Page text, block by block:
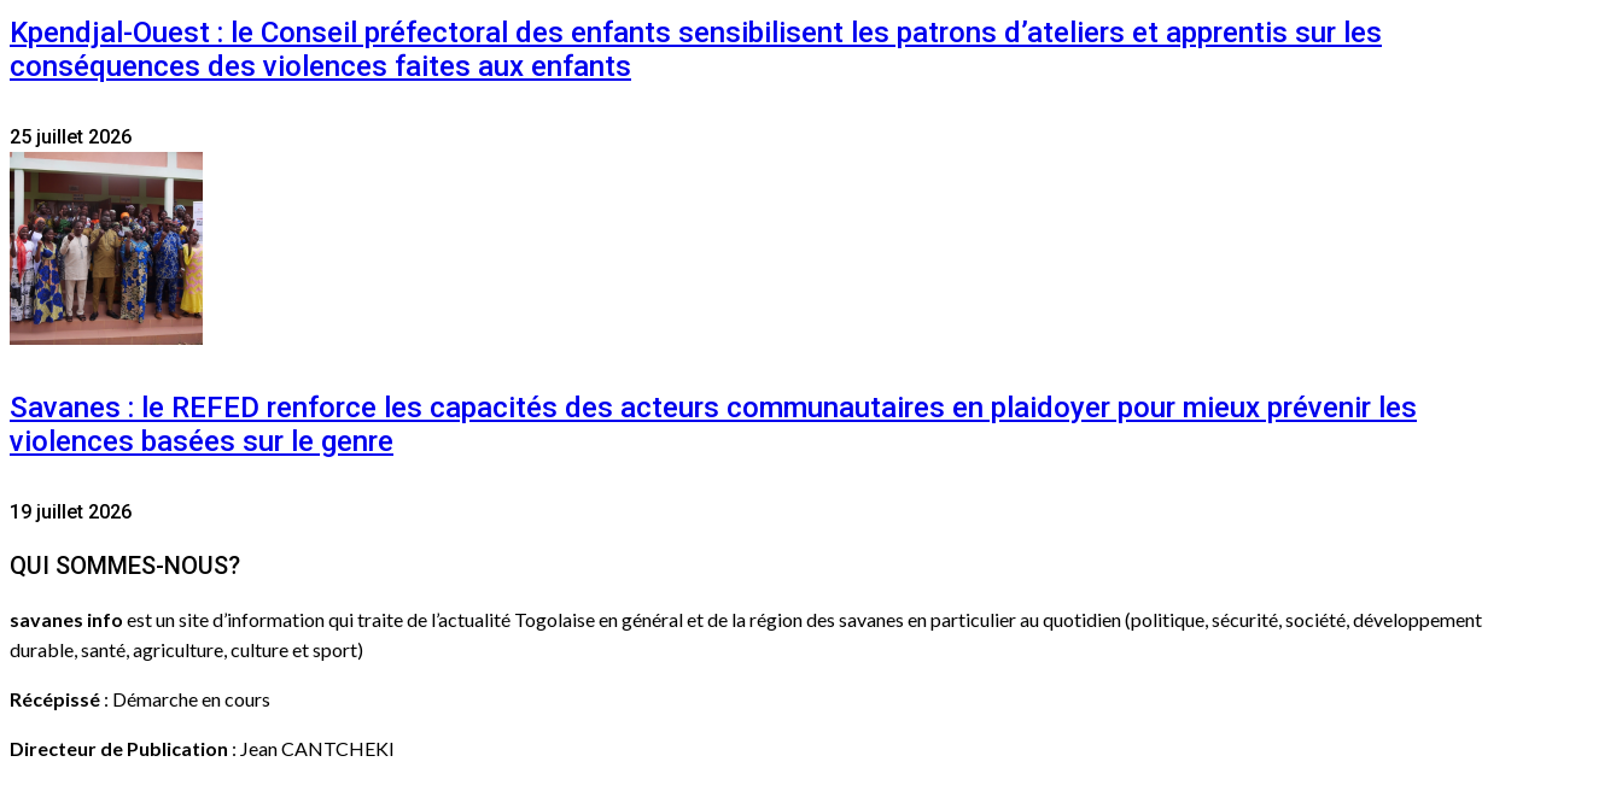
Kpendjal-Ouest : le Conseil préfectoral des enfants sensibilisent les patrons d’ateliers et apprentis sur les
conséquences des violences faites aux enfants
25 juillet 2026
Savanes : le REFED renforce les capacités des acteurs communautaires en plaidoyer pour mieux prévenir les
violences basées sur le genre
19 juillet 2026
QUI SOMMES-NOUS?
savanes info est un site d’information qui traite de l’actualité Togolaise en général et de la région des savanes en particulier au quotidien (politique, sécurité, société, développement
durable, santé, agriculture, culture et sport)
Récépissé : Démarche en cours
Directeur de Publication : Jean CANTCHEKI